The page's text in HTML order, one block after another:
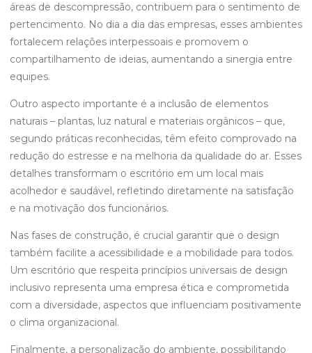
áreas de descompressão, contribuem para o sentimento de
pertencimento. No dia a dia das empresas, esses ambientes
fortalecem relações interpessoais e promovem o
compartilhamento de ideias, aumentando a sinergia entre
equipes.
Outro aspecto importante é a inclusão de elementos
naturais – plantas, luz natural e materiais orgânicos – que,
segundo práticas reconhecidas, têm efeito comprovado na
redução do estresse e na melhoria da qualidade do ar. Esses
detalhes transformam o escritório em um local mais
acolhedor e saudável, refletindo diretamente na satisfação
e na motivação dos funcionários.
Nas fases de construção, é crucial garantir que o design
também facilite a acessibilidade e a mobilidade para todos.
Um escritório que respeita princípios universais de design
inclusivo representa uma empresa ética e comprometida
com a diversidade, aspectos que influenciam positivamente
o clima organizacional.
Finalmente, a personalização do ambiente, possibilitando